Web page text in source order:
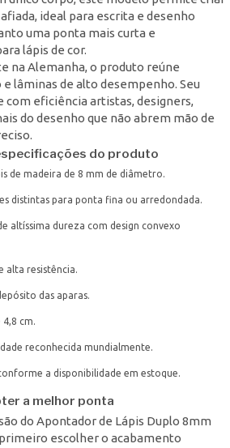
ideal para escrita e desenho
uma ponta mais curta e
lápis de cor.
na Alemanha, o produto reúne
lâminas de alto desempenho. Seu
com eficiência artistas, designers,
do desenho que não abrem mão de
do produto
de madeira de 8 mm de diâmetro.
distintas para ponta fina ou arredondada.
altíssima dureza com design convexo
alta resistência.
das aparas.
cm.
reconhecida mundialmente.
a disponibilidade em estoque.
a melhor ponta
do Apontador de Lápis Duplo 8mm
escolher o acabamento